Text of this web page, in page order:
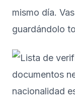
mismo día.
guardándolo